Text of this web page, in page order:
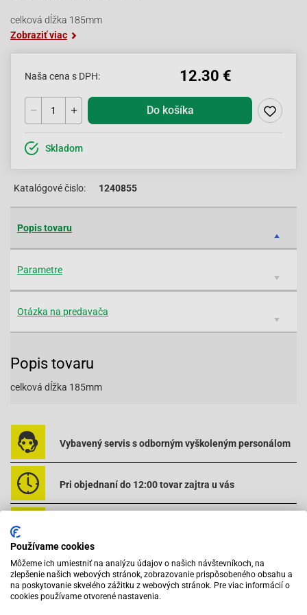
celková dĺžka 185mm
Zobraziť viac
Naša cena s DPH: 12.30 €
Do košíka
Skladom
Katalógové čislo: 1240855
Popis tovaru
Parametre
Otázka na predavača
Popis tovaru
celková dĺžka 185mm
Vybavený servis s odborným vyškoleným personálom
Pri objednaní do 12:00 tovar zajtra u vás
Skladom 11288 položiek
Používame cookies
Môžeme ich umiestniť na analýzu údajov o našich návštevníkoch, na
zlepšenie našich webových stránok, zobrazovanie prispôsobeného obsahu a
na poskytovanie skvelého zážitku z webových stránok. Pre viac informácií o
cookies používame otvorené nastavenia.